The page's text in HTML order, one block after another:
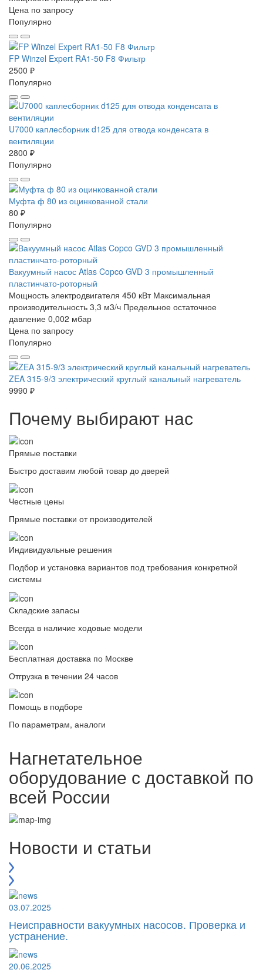
Цена по запросу
Популярно
FP Winzel Expert RA1-50 F8 Фильтр
2500 ₽
Популярно
U7000 каплесборник d125 для отвода конденсата в
вентиляции
2800 ₽
Популярно
Муфта ф 80 из оцинкованной стали
80 ₽
Популярно
Вакуумный насос Atlas Copco GVD 3 промышленный
пластинчато-роторный
Мощность электродвигателя 450 кВт Максимальная
производительность 3,3 м3/ч Предельное остаточное
давление 0,002 мбар
Цена по запросу
Популярно
ZEA 315-9/3 электрический круглый канальный нагреватель
9990 ₽
Почему выбирают нас
Прямые поставки
Быстро доставим любой товар до дверей
Честные цены
Прямые поставки от производителей
Индивидуальные решения
Подбор и установка вариантов под требования конкретной
системы
Складские запасы
Всегда в наличие ходовые модели
Бесплатная доставка по Москве
Отгрузка в течении 24 часов
Помощь в подборе
По параметрам, аналоги
Нагнетательное
оборудование с доставкой по
всей России
Новости и статьи
03.07.2025
Неисправности вакуумных насосов. Проверка и
устранение.
20.06.2025